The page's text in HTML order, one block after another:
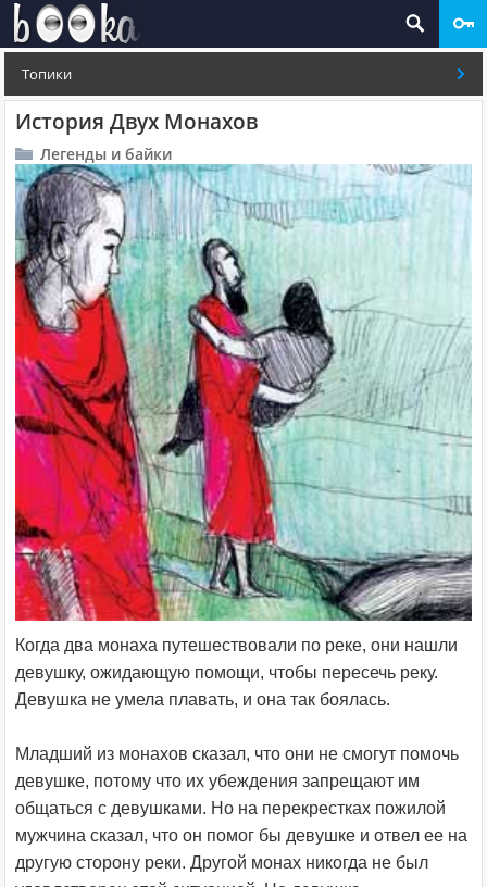
Топики
История Двух Монахов
Легенды и байки
Когда два монаха путешествовали по реке, они нашли
девушку, ожидающую помощи, чтобы пересечь реку.
Девушка не умела плавать, и она так боялась.
Младший из монахов сказал, что они не смогут помочь
девушке, потому что их убеждения запрещают им
общаться с девушками. Но на перекрестках пожилой
мужчина сказал, что он помог бы девушке и отвел ее на
другую сторону реки. Другой монах никогда не был